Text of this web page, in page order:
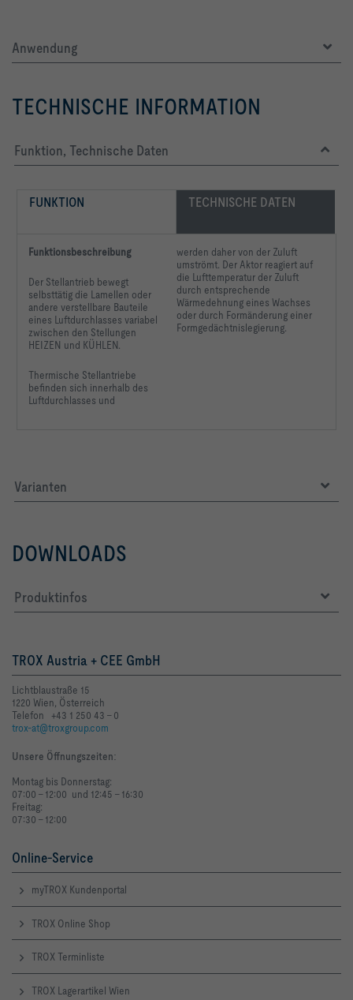
Anwendung
TECHNISCHE INFORMATION
Funktion, Technische Daten
FUNKTION TECHNISCHE DATEN
Funktionsbeschreibung
Der Stellantrieb bewegt
selbsttätig die Lamellen oder
andere verstellbare Bauteile
eines Luftdurchlasses variabel
zwischen den Stellungen
HEIZEN und KÜHLEN.
Thermische Stellantriebe
befinden sich innerhalb des
Luftdurchlasses und
werden daher von der Zuluft
umströmt. Der Aktor reagiert auf
die Lufttemperatur der Zuluft
durch entsprechende
Wärmedehnung eines Wachses
oder durch Formänderung einer
Formgedächtnislegierung.
Varianten
DOWNLOADS
Produktinfos
TROX Austria + CEE GmbH
Lichtblaustraße 15
1220 Wien, Österreich
Telefon +43 1 250 43 - 0
trox-at@troxgroup.com
Unsere Öffnungszeiten:
Montag bis Donnerstag:
07:00 - 12:00 und 12:45 - 16:30
Freitag:
07:30 - 12:00
Online-Service
myTROX Kundenportal
TROX Online Shop
TROX Terminliste
TROX Lagerartikel Wien